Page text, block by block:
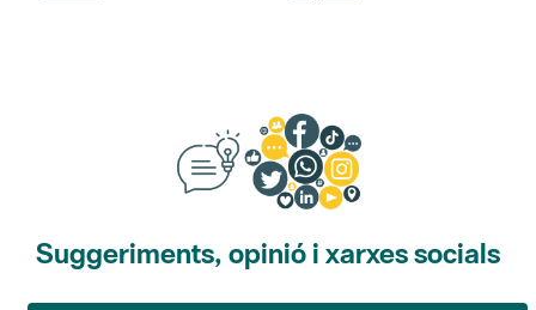
Suggeriments, opinió i xarxes socials